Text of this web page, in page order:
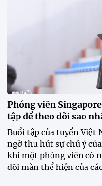
HLV Văn Sỹ Sơn tiếp
Sông Lam Nghệ An.
khẳng định ông nhận
khát vọng", đồng thời
cầu thủ trẻ.
CLB Sông Lam
mới
Tiền đạo Đình Bắc
Nhật Bản thi đấu